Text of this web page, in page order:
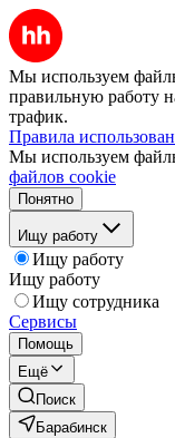
Мы используем
правильную работу
трафик.
Правила
Мы используем
файлов cookie
Понятно
Ищу работу
Ищу работу
Ищу работу
Ищу сотрудника
Сервисы
Помощь
Ещё
Поиск
Барабинск